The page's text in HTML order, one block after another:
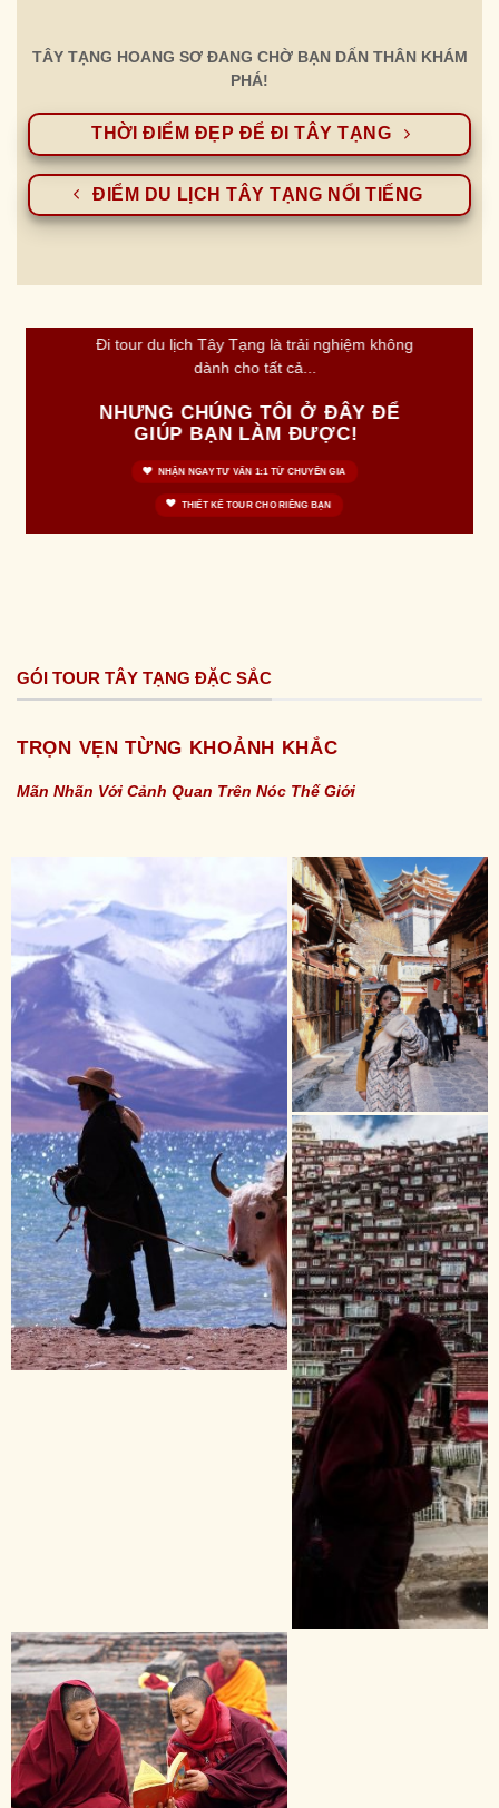
TÂY TẠNG HOANG SƠ ĐANG CHỜ BẠN DẤN THÂN KHÁM
PHÁ!
THỜI ĐIỂM ĐẸP ĐỂ ĐI TÂY TẠNG
ĐIỂM DU LỊCH TÂY TẠNG NỔI TIẾNG
Đi tour du lịch Tây Tạng là trải nghiệm không
dành cho tất cả...
NHƯNG CHÚNG TÔI Ở ĐÂY ĐỂ
GIÚP BẠN LÀM ĐƯỢC!
NHẬN NGAY TƯ VẤN 1:1 TỪ CHUYÊN GIA
THIẾT KẾ TOUR CHO RIÊNG BẠN
GÓI TOUR TÂY TẠNG ĐẶC SẮC
TRỌN VẸN TỪNG KHOẢNH KHẮC
Mãn Nhãn Với Cảnh Quan Trên Nóc Thế Giới